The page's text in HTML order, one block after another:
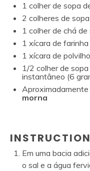
1 colher de sopa
2 colheres de
1 colher de chá de
1 xícara de
1 xícara de
1/2 colher de
instantâneo (6
Aproximadamente
morna
Em uma bacia
o sal e a água